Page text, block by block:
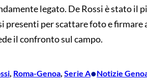
legato. De Rossi è stato il
presenti per scattare foto e firmare
il confronto sul campo.
, Roma-Genoa, Serie A•Notizie